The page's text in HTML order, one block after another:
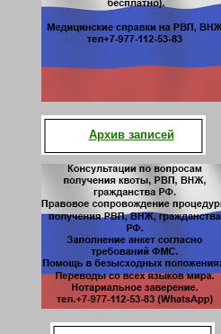
Архив записей